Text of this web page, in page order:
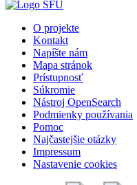
O projekte
Kontakt
Napíšte nám
Mapa stránok
Prístupnosť
Súkromie
Nástroj OpenSearch
Podmienky používania
Pomoc
Najčastejšie otázky
Impressum
Nastavenie cookies